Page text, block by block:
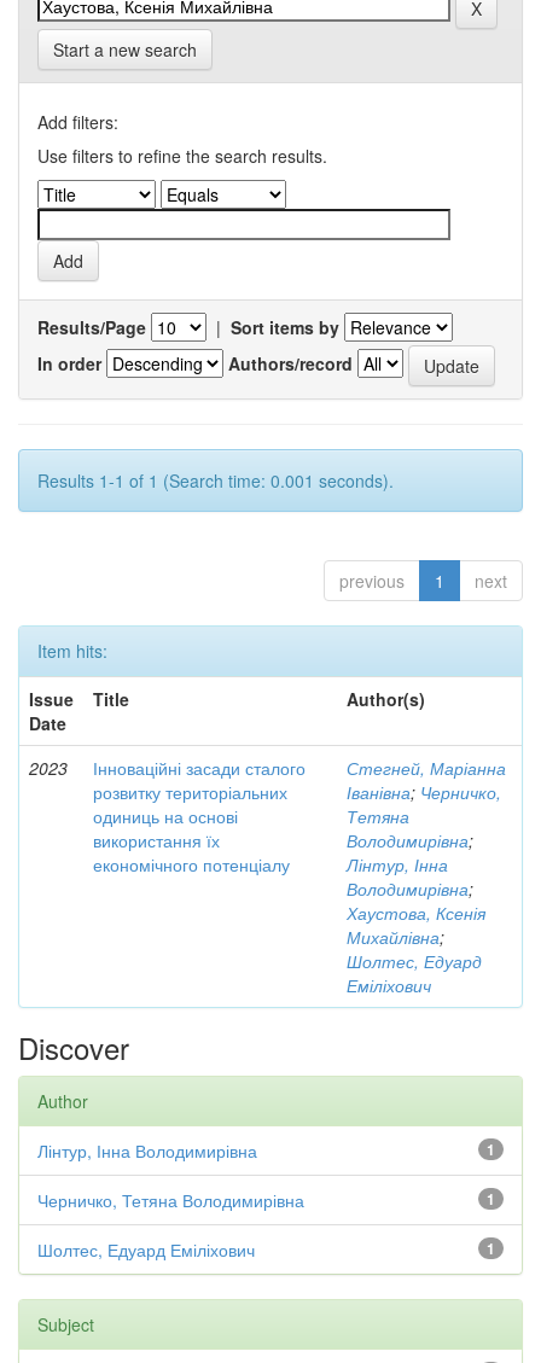
Start a new search
Add filters:
Use filters to refine the search results.
Results/Page | Sort items by
In order
Authors/record
Results 1-1 of 1 (Search time: 0.001 seconds).
previous 1 next
Item hits:
Issue
Date
Title Author(s)
2023
Інноваційні засади сталого
розвитку територіальних
одиниць на основі
використання їх
економічного потенціалу
Стегней, Маріанна
Іванівна; Черничко,
Тетяна
Володимирівна;
Лінтур, Інна
Володимирівна;
Хаустова, Ксенія
Михайлівна;
Шолтес, Едуард
Еміліхович
Discover
Author
1
Лінтур, Інна Володимирівна
1
Черничко, Тетяна Володимирівна
1
Шолтес, Едуард Еміліхович
Subject